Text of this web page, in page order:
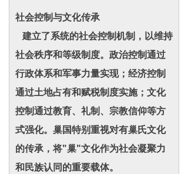
社会控制与文化传承
建立了系统的社会控制机制，以维持
社会秩序和等级制度。政治控制通过
行政体系和军事力量实现；经济控制
通过土地占有和赋税制度实施；文化
控制通过教育、礼制、宗教信仰等方
式强化。巢国特别重视对有巢氏文化
的传承，将"巢"文化作为社会凝聚力
和民族认同的重要载体。